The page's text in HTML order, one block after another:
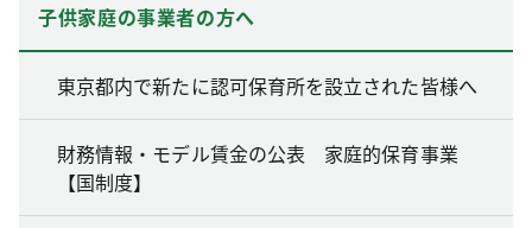
子供家庭の事業者の方へ
東京都内で新たに認可保育所を設立された皆様へ
財務情報・モデル賃金の公表 家庭的保育事業
【国制度】